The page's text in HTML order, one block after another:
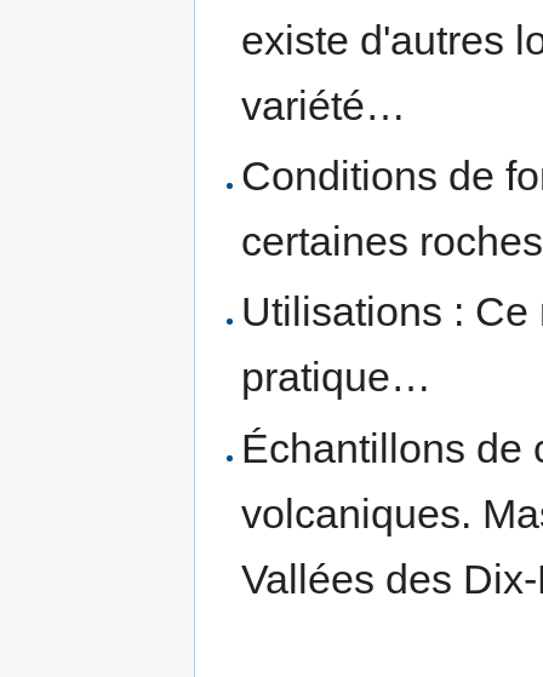
existe d'autres
variété…
Conditions de
certaines
Utilisations :
pratique…
Échantillons de
volcaniques.
Vallées des